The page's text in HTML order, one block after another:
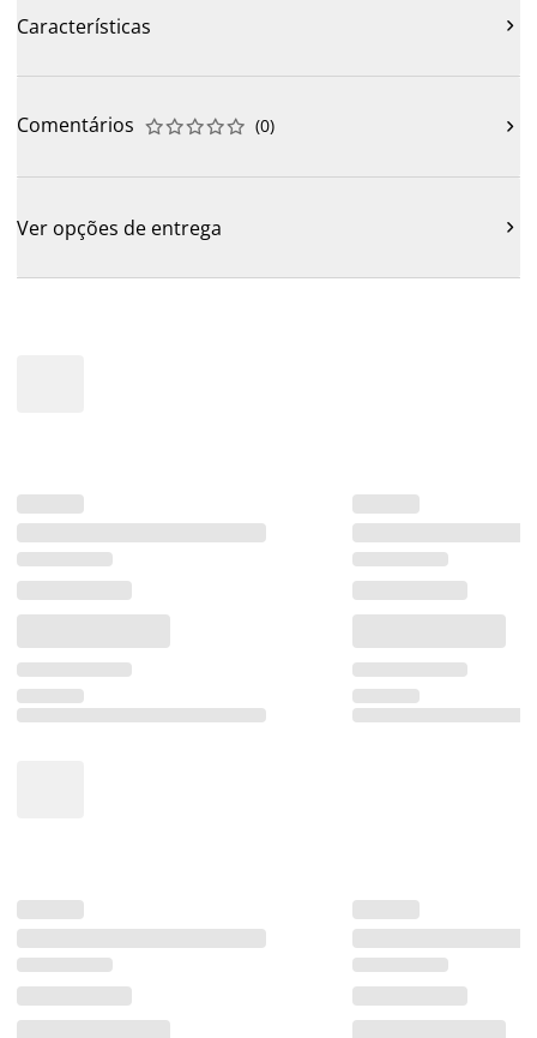
Características 
Comentários 




 (0) 
Ver opções de entrega 